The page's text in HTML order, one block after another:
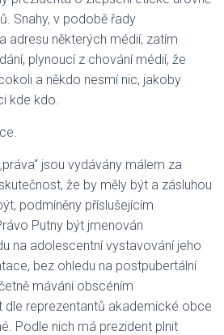
Snahy, v podobě řady
adresu některých médií, zatím
plynoucí z chování médií, že
a někdo nesmí nic, jakoby
kde kdo.
jsou vydávány málem za
že by měly být a zásluhou
podmíněny příslušejícím
Putny být jmenován
na adolescentní vystavování jeho
bez ohledu na postpubertální
mávání obscéním
dle reprezentantů akademické obce
Podle nich má prezident plnit